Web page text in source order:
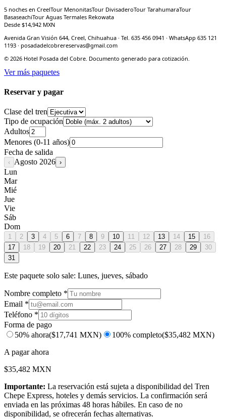
5 noches en CreelTour MenonitasTour DivisaderoTour TarahumaraTour
BasaseachiTour Aguas Termales Rekowata
Desde $14,942 MXN
Avenida Gran Visión 644, Creel, Chihuahua · Tel. 635 456 0941 · WhatsApp 635 121
1193 · posadadelcobrereservas@gmail.com
© 2026 Hotel Posada del Cobre. Documento generado para cotización.
Ver más paquetes
Reservar y pagar
Clase del tren
Tipo de ocupación
Adultos
Menores (0-11 años)
Fecha de salida
‹ Agosto 2026 ›
Lun
Mar
Mié
Jue
Vie
Sáb
Dom
1 2 3 4 5 6 7 8 9 10 11 12 13 14 15
16
17
18 19 20 21 22 23 24 25 26 27 28 29
30
31
Este paquete solo sale: Lunes, jueves, sábado
Nombre completo *
Email *
Teléfono *
Forma de pago
50% ahora($17,741 MXN) 100% completo($35,482 MXN)
A pagar ahora
$35,482 MXN
Importante: La reservación está sujeta a disponibilidad del Tren
Chepe Express, hoteles y demás servicios. La confirmación será
enviada en las próximas 48 horas hábiles. En caso de no
disponibilidad, se ofrecerán fechas alternativas.